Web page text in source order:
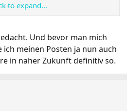
to expand...
Und bevor man mich
meinen Posten ja nun auch
in naher Zukunft definitiv so.